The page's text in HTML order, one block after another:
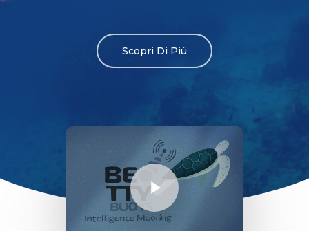
Scopri Di Più
Play Video